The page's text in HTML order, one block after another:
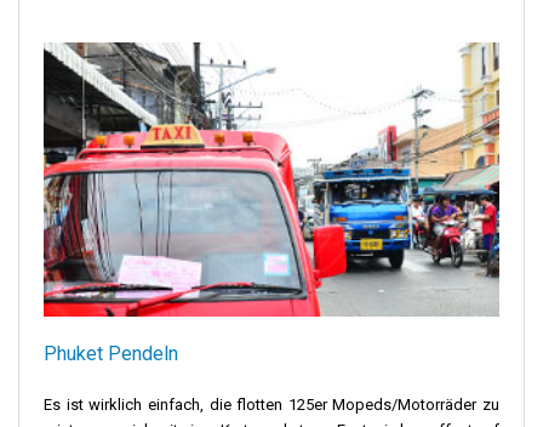
Phuket Pendeln
Es ist wirklich einfach, die flotten 125er Mopeds/Motorräder zu